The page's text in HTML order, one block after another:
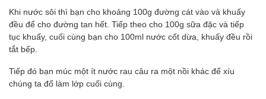
Khi nước sôi thì bạn cho khoảng 100g đường cát vào và khuấy
đều để cho đường tan hết. Tiếp theo cho 100g sữa đặc và tiếp
tục khuấy, cuối cùng bạn cho 100ml nước cốt dừa, khuấy đều rồi
tắt bếp.
Tiếp đó bạn múc một ít nước rau câu ra một nồi khác để xíu
chúng ta đổ làm lớp cuối cùng.